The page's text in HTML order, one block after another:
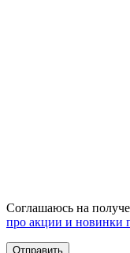
Соглашаюсь на
про акции и новинки